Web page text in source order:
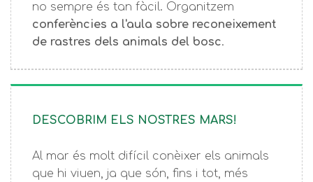
no sempre és tan fàcil. Organitzem
conferències a l'aula sobre reconeixement
de rastres dels animals del bosc.
DESCOBRIM ELS NOSTRES MARS!
Al mar és molt difícil conèixer els animals
que hi viuen, ja que són, fins i tot, més